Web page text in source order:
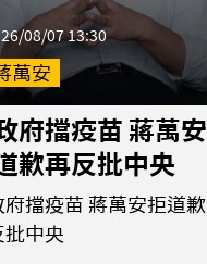
08/07 13:30
萬安
府擋疫苗 蔣萬安
歉再反批中央
府擋疫苗 蔣萬安拒道歉
批中央